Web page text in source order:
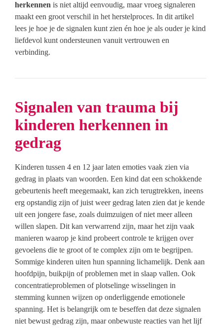
herkennen is niet altijd eenvoudig, maar vroeg signaleren
maakt een groot verschil in het herstelproces. In dit artikel
lees je hoe je de signalen kunt zien én hoe je als ouder je kind
liefdevol kunt ondersteunen vanuit vertrouwen en
verbinding.
Signalen van trauma bij
kinderen herkennen in
gedrag
Kinderen tussen 4 en 12 jaar laten emoties vaak zien via
gedrag in plaats van woorden. Een kind dat een schokkende
gebeurtenis heeft meegemaakt, kan zich terugtrekken, ineens
erg opstandig zijn of juist weer gedrag laten zien dat je kende
uit een jongere fase, zoals duimzuigen of niet meer alleen
willen slapen. Dit kan verwarrend zijn, maar het zijn vaak
manieren waarop je kind probeert controle te krijgen over
gevoelens die te groot of te complex zijn om te begrijpen.
Sommige kinderen uiten hun spanning lichamelijk. Denk aan
hoofdpijn, buikpijn of problemen met in slaap vallen. Ook
concentratieproblemen of plotselinge wisselingen in
stemming kunnen wijzen op onderliggende emotionele
spanning. Het is belangrijk om te beseffen dat deze signalen
niet bewust gedrag zijn, maar onbewuste reacties van het lijf